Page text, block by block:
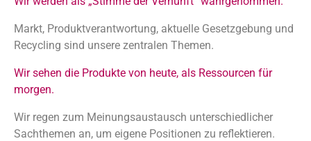
Markt, Produktverantwortung, aktuelle Gesetzgebung und
Recycling sind unsere zentralen Themen.
Wir sehen die Produkte von heute, als Ressourcen für
morgen.
Wir regen zum Meinungsaustausch unterschiedlicher
Sachthemen an, um eigene Positionen zu reflektieren.